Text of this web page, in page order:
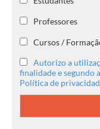
Professores
Cursos /
Autorizo a
finalidade e segundo
Política de